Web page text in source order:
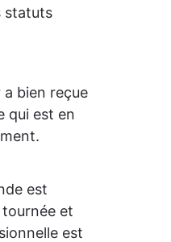
statuts
bien reçue
qui est en
est
et
est